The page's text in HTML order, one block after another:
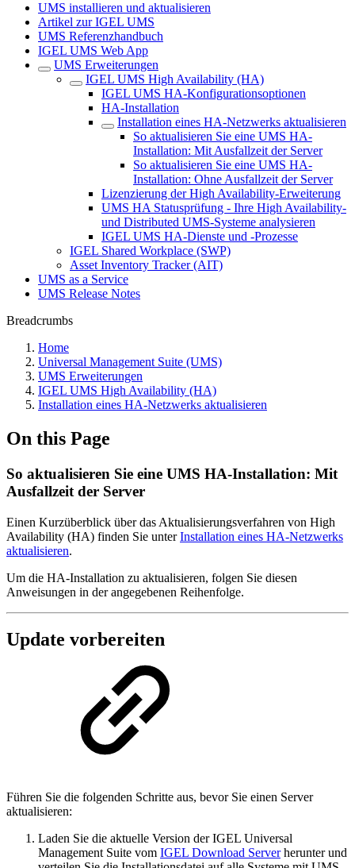
UMS installieren und aktualisieren
Artikel zur IGEL UMS
UMS Referenzhandbuch
IGEL UMS Web App
UMS Erweiterungen
IGEL UMS High Availability (HA)
IGEL UMS HA-Konfigurationsoptionen
HA-Installation
Installation eines HA-Netzwerks aktualisieren
So aktualisieren Sie eine UMS HA-
Installation: Mit Ausfallzeit der Server
So aktualisieren Sie eine UMS HA-
Installation: Ohne Ausfallzeit der Server
Lizenzierung der High Availability-Erweiterung
UMS HA Statusprüfung - Ihre High Availability-
und Distributed UMS-Systeme analysieren
IGEL UMS HA-Dienste und -Prozesse
IGEL Shared Workplace (SWP)
Asset Inventory Tracker (AIT)
UMS as a Service
UMS Release Notes
Breadcrumbs
Home
Universal Management Suite (UMS)
UMS Erweiterungen
IGEL UMS High Availability (HA)
Installation eines HA-Netzwerks aktualisieren
On this Page
So aktualisieren Sie eine UMS HA-Installation: Mit
Ausfallzeit der Server
Einen Kurzüberblick über das Aktualisierungsverfahren von High
Availability (HA) finden Sie unterInstallation eines HA-Netzwerks
aktualisieren.
Um die HA-Installation zu aktualisieren, folgen Sie diesen
Anweisungen in der angegebenen Reihenfolge.
Update vorbereiten
Führen Sie die folgenden Schritte aus, bevor Sie einen Server
aktualisieren:
Laden Sie die aktuelle Version der IGEL Universal
Management Suite vom IGEL Download Serverherunter und